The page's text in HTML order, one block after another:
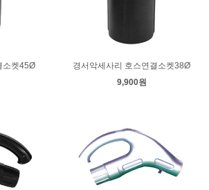
소켓45Ø
경서악세사리 호스연결소켓38Ø
9,900원